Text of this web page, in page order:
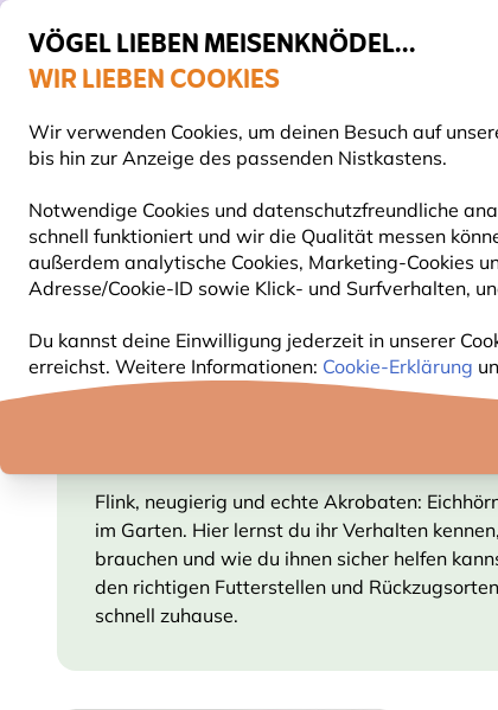
VÖGEL LIEBEN MEISENKNÖDEL...
WIR LIEBEN COOKIES
Wir verwenden Cookies, um deinen Besuch auf
bis hin zur Anzeige des passenden Nistkastens.
Notwendige Cookies und datenschutzfreundliche
schnell funktioniert und wir die Qualität messen
außerdem analytische Cookies, Marketing-Cookies
Adresse/Cookie-ID sowie Klick- und Surfverhalten,
Du kannst deine Einwilligung jederzeit in unserer
erreichst. Weitere Informationen: Cookie-Erklärung
60 Tage Rückgabe ohne Stress
VOGELFUTTER FUTTERHÄUSER
Flink, neugierig und echte Akrobaten:
im Garten. Hier lernst du ihr Verhalten
brauchen und wie du ihnen sicher helfen
den richtigen Futterstellen und
schnell zuhause.